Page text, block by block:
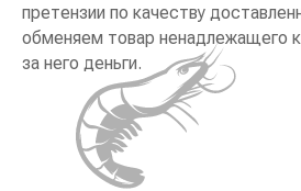
претензии по качеству
обменяем товар ненадлежащего
за него деньги.